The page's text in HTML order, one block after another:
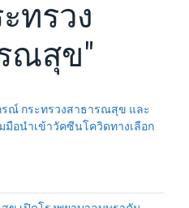
ทรวง
ณสุข"
ณ์ กระทรวงสาธารณสุข และ
มือนำเข้าวัคซีนโควิดทางเลือก